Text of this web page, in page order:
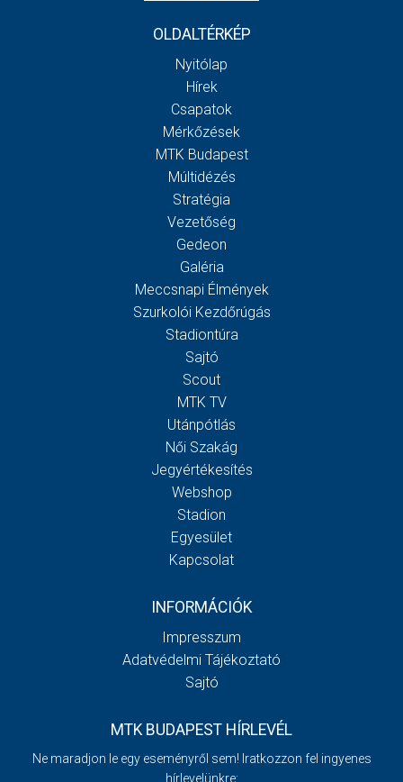
OLDALTÉRKÉP
Nyitólap
Hírek
Csapatok
Mérkőzések
MTK Budapest
Múltidézés
Stratégia
Vezetőség
Gedeon
Galéria
Meccsnapi Élmények
Szurkolói Kezdőrúgás
Stadiontúra
Sajtó
Scout
MTK TV
Utánpótlás
Női Szakág
Jegyértékesítés
Webshop
Stadion
Egyesület
Kapcsolat
INFORMÁCIÓK
Impresszum
Adatvédelmi Tájékoztató
Sajtó
MTK BUDAPEST HÍRLEVÉL
Ne maradjon le egy eseményről sem! Iratkozzon fel ingyenes
hírlevelünkre: